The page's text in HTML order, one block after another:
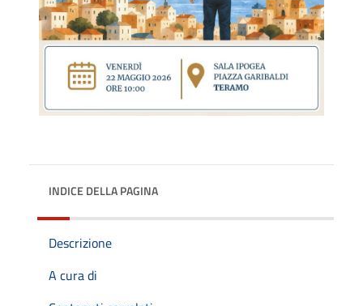
INDICE DELLA PAGINA
Descrizione
A cura di